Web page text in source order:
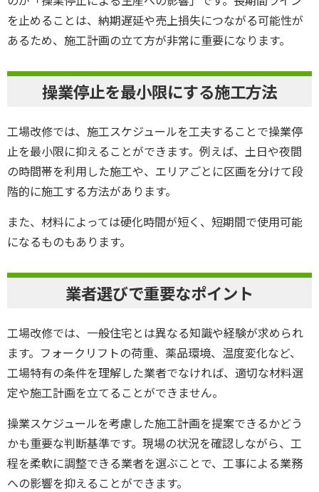
を止めることは、納期遅延や売上損失につながる可能性が
あるため、施工計画の立て方が非常に重要になります。
操業停止を最小限にする施工方法
工場改修では、施工スケジュールを工夫することで操業停
止を最小限に抑えることができます。例えば、土日や夜間
の時間帯を利用した施工や、エリアごとに区画を分けて段
階的に施工する方法があります。
また、材料によっては硬化時間が短く、短期間で使用可能
になるものもあります。
業者選びで重要なポイント
工場改修では、一般住宅とは異なる知識や経験が求められ
ます。フォークリフトの荷重、薬品環境、温度変化など、
工場特有の条件を理解した業者でなければ、適切な材料選
定や施工計画を立てることができません。
操業スケジュールを考慮した施工計画を提案できるかどう
かも重要な判断基準です。現場の状況を確認しながら、工
程を柔軟に調整できる業者を選ぶことで、工事による業務
への影響を抑えることができます。